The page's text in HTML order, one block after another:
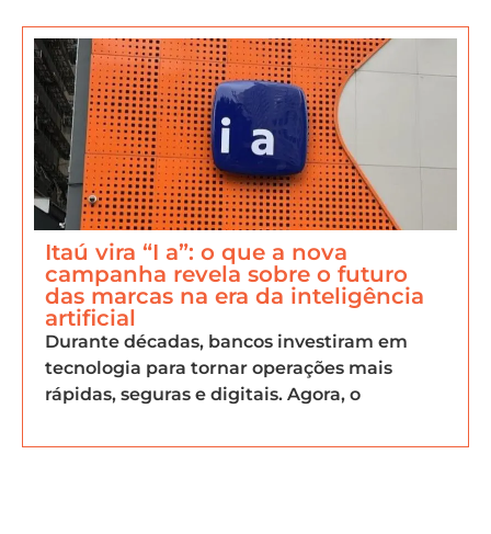
Itaú vira “I a”: o que a nova
campanha revela sobre o futuro
das marcas na era da inteligência
artificial
Durante décadas, bancos investiram em
tecnologia para tornar operações mais
rápidas, seguras e digitais. Agora, o